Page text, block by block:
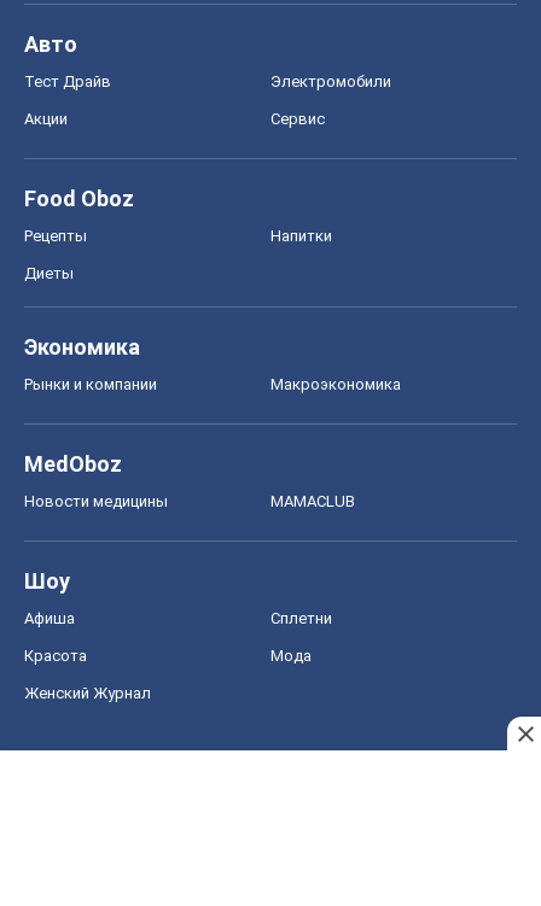
Авто
Тест Драйв Электромобили
Акции Сервис
Food Oboz
Рецепты Напитки
Диеты
Экономика
Рынки и компании Mакроэкономика
MedOboz
Новости медицины MAMACLUB
Шоу
Афиша Сплетни
Красота Мода
Женский Журнал